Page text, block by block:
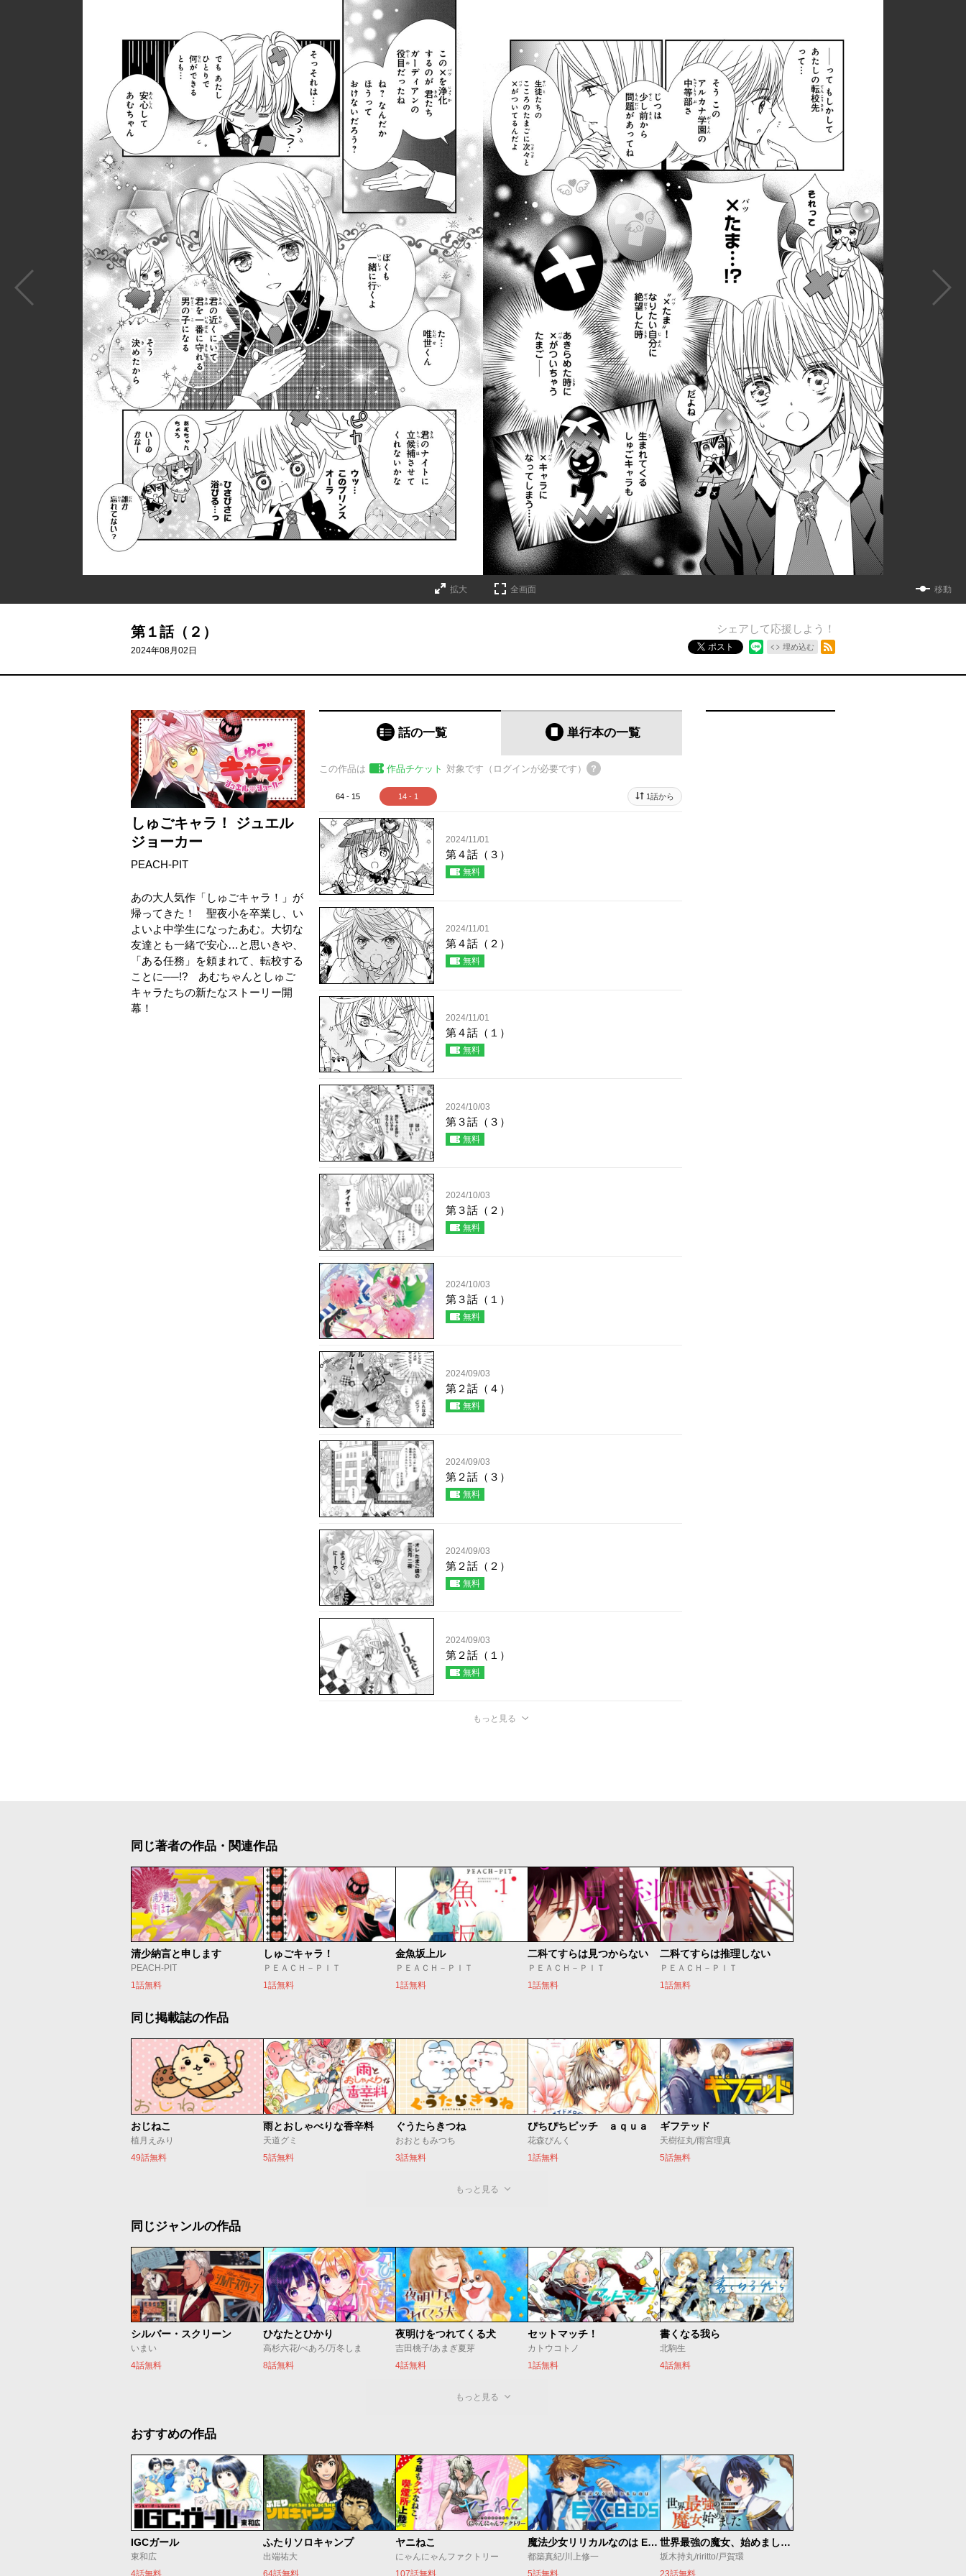
拡大 全画面 移動
第１話（２）
2024年08月02日
シェアして応援しよう！
ポスト 埋め込む
しゅごキャラ！ ジュエル
ジョーカー
PEACH-PIT
あの大人気作「しゅごキャラ！」が
帰ってきた！ 聖夜小を卒業し、い
よいよ中学生になったあむ。大切な
友達とも一緒で安心…と思いきや、
「ある任務」を頼まれて、転校する
ことに──!? あむちゃんとしゅご
キャラたちの新たなストーリー開
幕！
話の一覧 単行本の一覧
この作品は 作品チケット 対象です（ログインが必要です）
64 - 15 14 - 1 1話から
2024/11/01
第４話（３）
無料
2024/11/01
第４話（２）
無料
2024/11/01
第４話（１）
無料
2024/10/03
第３話（３）
無料
2024/10/03
第３話（２）
無料
2024/10/03
第３話（１）
無料
2024/09/03
第２話（４）
無料
2024/09/03
第２話（３）
無料
2024/09/03
第２話（２）
無料
2024/09/03
第２話（１）
無料
もっと見る
同じ著者の作品・関連作品
清少納言と申します
PEACH-PIT
1話無料
しゅごキャラ！
ＰＥＡＣＨ－ＰＩＴ
1話無料
金魚坂上ル
ＰＥＡＣＨ－ＰＩＴ
1話無料
二科てすらは見つからない
ＰＥＡＣＨ－ＰＩＴ
1話無料
二科てすらは推理しない
ＰＥＡＣＨ－ＰＩＴ
1話無料
同じ掲載誌の作品
おじねこ
植月えみり
49話無料
雨とおしゃべりな香辛料
天道グミ
5話無料
ぐうたらきつね
おおともみつち
3話無料
ぴちぴちピッチ ａｑｕａ
花森ぴんく
1話無料
ギフテッド
天樹征丸/雨宮理真
5話無料
もっと見る
同じジャンルの作品
シルバー・スクリーン
いまい
4話無料
ひなたとひかり
高杉六花/べあろ/万冬しま
8話無料
夜明けをつれてくる犬
吉田桃子/あまぎ夏芽
4話無料
セットマッチ！
カトウコトノ
1話無料
書くなる我ら
北駒生
4話無料
もっと見る
おすすめの作品
IGCガール
東和広
4話無料
ふたりソロキャンプ
出端祐大
64話無料
ヤニねこ
にゃんにゃんファクトリー
107話無料
魔法少女リリカルなのは EXCEEDS
都築真紀/川上修一
5話無料
世界最強の魔女、始めました ～私だけ『攻略サイト』を見れる世界で自由に生きます～
坂木持丸/riritto/戸賀環
23話無料